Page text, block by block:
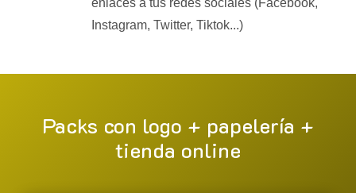
enlaces a tus redes sociales (Facebook,
Instagram, Twitter, Tiktok...)
Packs con logo + papelería +
tienda online